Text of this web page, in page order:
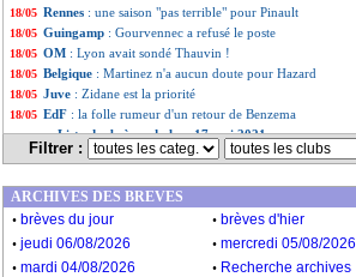
18/05 Rennes : une saison "pas terrible" pour Pinault
18/05 Guingamp : Gourvennec a refusé le poste
18/05 OM : Lyon avait sondé Thauvin !
18/05 Belgique : Martinez n'a aucun doute pour Hazard
18/05 Juve : Zidane est la priorité
18/05 EdF : la folle rumeur d'un retour de Benzema
... Liste des brèves du lun. 17 mai 2021
Liste des brèves du dim. 16 mai 2021
Filtrer :
ARCHIVES DES BREVES
. brèves du jour . brèves d'hier
. jeudi 06/08/2026 . mercredi 05/08/2026
. mardi 04/08/2026 . Recherche archives